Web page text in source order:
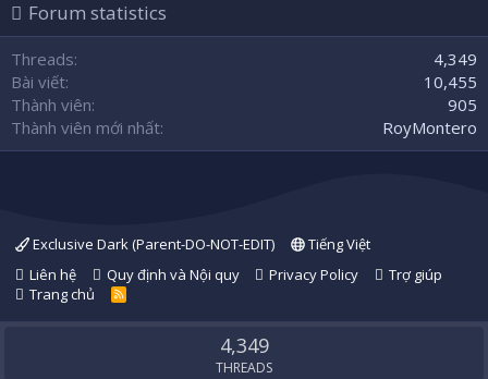
Forum statistics
Threads
4,349
Bài viết
10,455
Thành viên
905
Thành viên mới nhất
RoyMontero
Exclusive Dark (Parent-DO-NOT-EDIT)
Tiếng Việt
Liên hệ
Quy định và Nội quy Privacy Policy
Trợ giúp
Trang chủ
R
S
4,349
THREADS